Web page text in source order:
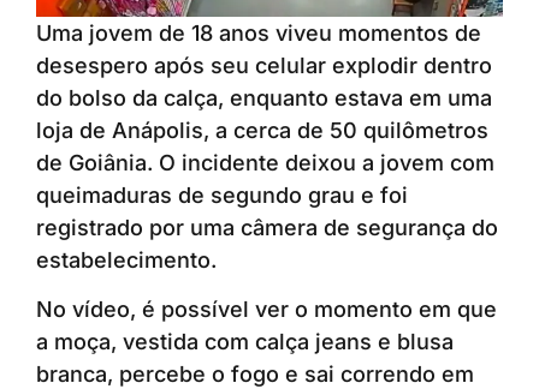
Uma jovem de 18 anos viveu momentos de
desespero após seu celular explodir dentro
do bolso da calça, enquanto estava em uma
loja de Anápolis, a cerca de 50 quilômetros
de Goiânia. O incidente deixou a jovem com
queimaduras de segundo grau e foi
registrado por uma câmera de segurança do
estabelecimento.
No vídeo, é possível ver o momento em que
a moça, vestida com calça jeans e blusa
branca, percebe o fogo e sai correndo em